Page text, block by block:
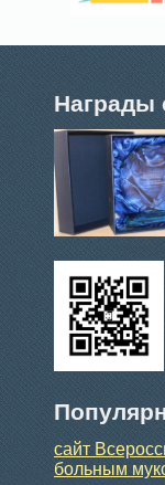
Награды
сайт
больным